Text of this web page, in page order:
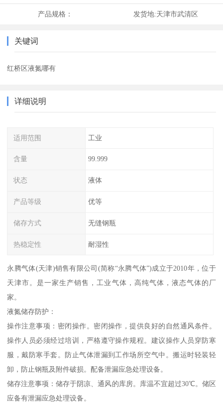
产品规格： 发货地:天津市武清区
关键词
红桥区液氮哪有
详细说明
适用范围 工业
含量 99.999
状态 液体
产品等级 优等
储存方式 无缝钢瓶
热稳定性 耐湿性
永腾气体(天津)销售有限公司(简称“永腾气体”)成立于2010年，位于
天津市。是一家生产销售，工业气体，高纯气体，液态气体的厂
家。
液氮储存防护：
操作注意事项：密闭操作。密闭操作，提供良好的自然通风条件。
操作人员必须经过培训，严格遵守操作规程。建议操作人员穿防寒
服，戴防寒手套。防止气体泄漏到工作场所空气中。搬运时轻装轻
卸，防止钢瓶及附件破损。配备泄漏应急处理设备。
储存注意事项：储存于阴凉、通风的库房。库温不宜超过30℃。储区
应备有泄漏应急处理设备。